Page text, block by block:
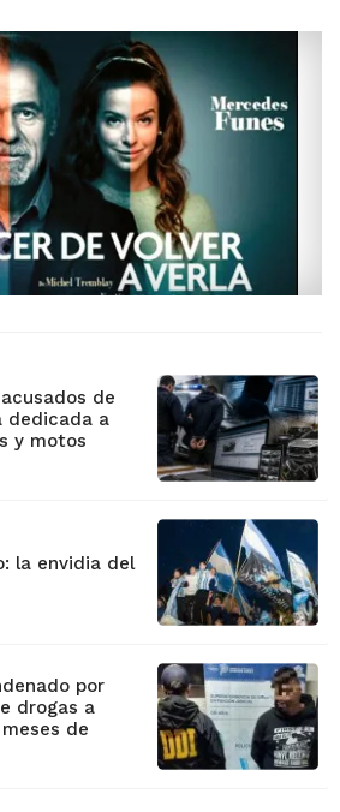
de
dedicada a
y motos
la envidia del
por
drogas a
de